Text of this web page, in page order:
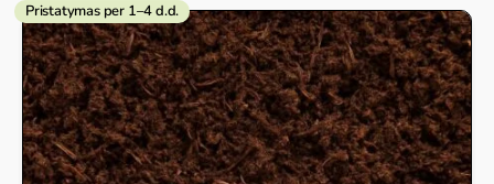
Pristatymas per 1–4 d.d. Price
range:
164,15 €
through
1